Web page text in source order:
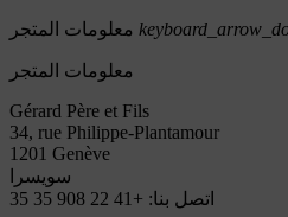
معلومات المتجر
معلومات المتجر
Gérard Père et Fils
34, rue Philippe-Plantamour
1201 Genève
سويسرا
اتصل بنا: +41 22 908 35 35